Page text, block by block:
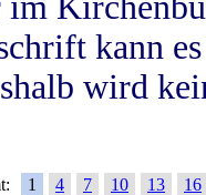
kann
wird
1 4 7 10 13
16